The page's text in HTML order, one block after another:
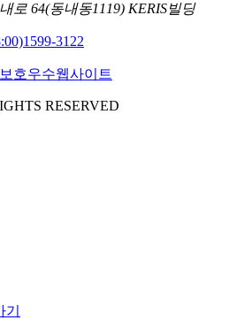
로 64(동내동1119) KERIS빌딩
1599-3122
RESERVED